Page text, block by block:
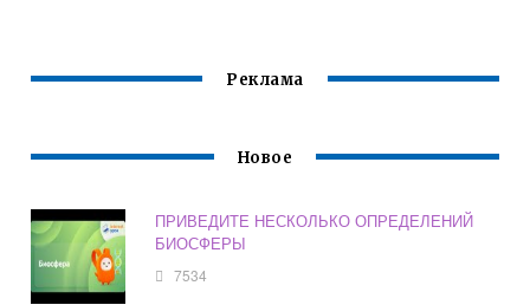
ЗЕМЕЛЬ
Реклама
Новое
ПРИВЕДИТЕ НЕСКОЛЬКО ОПРЕДЕЛЕНИЙ
БИОСФЕРЫ
7534